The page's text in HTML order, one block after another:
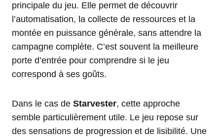
principale du jeu. Elle permet de découvrir
l’automatisation, la collecte de ressources et la
montée en puissance générale, sans attendre la
campagne complète. C’est souvent la meilleure
porte d’entrée pour comprendre si le jeu
correspond à ses goûts.
Dans le cas de Starvester, cette approche
semble particulièrement utile. Le jeu repose sur
des sensations de progression et de lisibilité. Une